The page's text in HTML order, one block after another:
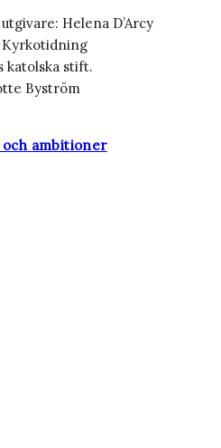
Helena D’Arcy
Kyrkotidning
katolska stift.
Byström
och ambitioner